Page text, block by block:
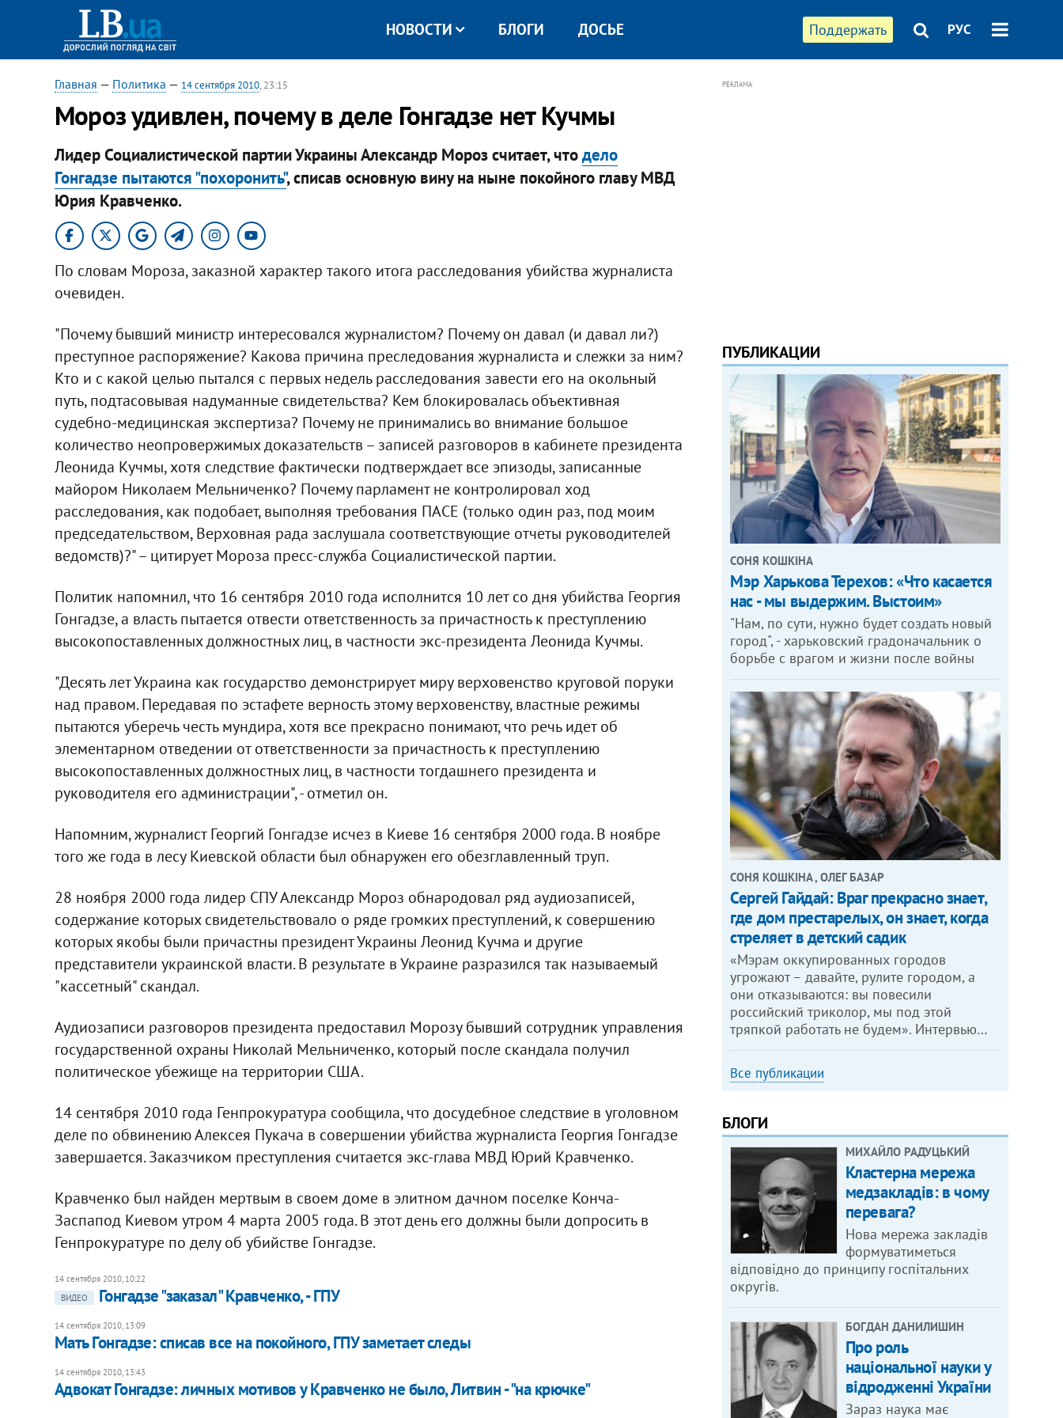
Поддержать РУС
НОВОСТИ БЛОГИ ДОСЬЕ
Главная — Политика — 14 сентября 2010, 23:15
Мороз удивлен, почему в деле Гонгадзе нет Кучмы
Лидер Социалистической партии Украины Александр Мороз считает, чтодело
Гонгадзе пытаются "похоронить", списав основную вину на ныне покойного главу МВД
Юрия Кравченко.
По словам Мороза, заказной характер такого итога расследования убийства журналиста
очевиден.
"Почему бывший министр интересовался журналистом? Почему он давал (и давал ли?)
преступное распоряжение? Какова причина преследования журналиста и слежки за ним?
Кто и с какой целью пытался с первых недель расследования завести его на окольный
путь, подтасовывая надуманные свидетельства? Кем блокировалась объективная
судебно-медицинская экспертиза? Почему не принимались во внимание большое
количество неопровержимых доказательств – записей разговоров в кабинете президента
Леонида Кучмы, хотя следствие фактически подтверждает все эпизоды, записанные
майором Николаем Мельниченко? Почему парламент не контролировал ход
расследования, как подобает, выполняя требования ПАСЕ (только один раз, под моим
председательством, Верховная рада заслушала соответствующие отчеты руководителей
ведомств)?" – цитирует Мороза пресс-служба Социалистической партии.
Политик напомнил, что 16 сентября 2010 года исполнится 10 лет со дня убийства Георгия
Гонгадзе, а власть пытается отвести ответственность за причастность к преступлению
высокопоставленных должностных лиц, в частности экс-президента Леонида Кучмы.
"Десять лет Украина как государство демонстрирует миру верховенство круговой поруки
над правом. Передавая по эстафете верность этому верховенству, властные режимы
пытаются уберечь честь мундира, хотя все прекрасно понимают, что речь идет об
элементарном отведении от ответственности за причастность к преступлению
высокопоставленных должностных лиц, в частности тогдашнего президента и
руководителя его администрации", - отметил он.
Напомним, журналист Георгий Гонгадзе исчез в Киеве 16 сентября 2000 года. В ноябре
того же года в лесу Киевской области был обнаружен его обезглавленный труп.
28 ноября 2000 года лидер СПУ Александр Мороз обнародовал ряд аудиозаписей,
содержание которых свидетельствовало о ряде громких преступлений, к совершению
которых якобы были причастны президент Украины Леонид Кучма и другие
представители украинской власти. В результате в Украине разразился так называемый
"кассетный" скандал.
Аудиозаписи разговоров президента предоставил Морозу бывший сотрудник управления
государственной охраны Николай Мельниченко, который после скандала получил
политическое убежище на территории США.
14 сентября 2010 года Генпрокуратура сообщила, что досудебное следствие в уголовном
деле по обвинению Алексея Пукача в совершении убийства журналиста Георгия Гонгадзе
завершается. Заказчиком преступления считается экс-глава МВД Юрий Кравченко.
Кравченко был найден мертвым в своем доме в элитном дачном поселке Конча-
Заспапод Киевом утром 4 марта 2005 года. В этот день его должны были допросить в
Генпрокуратуре по делу об убийстве Гонгадзе.
14 сентября 2010, 10:22
ВИДЕО
Гонгадзе "заказал" Кравченко, - ГПУ
14 сентября 2010, 13:09
Мать Гонгадзе: списав все на покойного, ГПУ заметает следы
14 сентября 2010, 13:43
Адвокат Гонгадзе: личных мотивов у Кравченко не было, Литвин - "на крючке"
РЕКЛАМА
ПУБЛИКАЦИИ
СОНЯ КОШКІНА
Мэр Харькова Терехов: «Что касается
нас - мы выдержим. Выстоим»
"Нам, по сути, нужно будет создать новый
город", - харьковский градоначальник о
борьбе с врагом и жизни после войны
СОНЯ КОШКІНА , ОЛЕГ БАЗАР
Сергей Гайдай: Враг прекрасно знает,
где дом престарелых, он знает, когда
стреляет в детский садик
«Мэрам оккупированных городов
угрожают – давайте, рулите городом, а
они отказываются: вы повесили
российский триколор, мы под этой
тряпкой работать не будем». Интервью…
Все публикации
БЛОГИ
МИХАЙЛО РАДУЦЬКИЙ
Кластерна мережа
медзакладів: в чому
перевага?
Нова мережа закладів
формуватиметься
відповідно до принципу госпітальних
округів.
БОГДАН ДАНИЛИШИН
Про роль
національної науки у
відродженні України
Зараз наука має